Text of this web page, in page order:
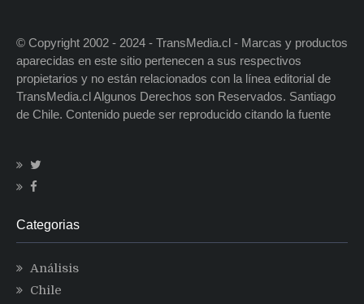
© Copyright 2002 - 2024 - TransMedia.cl - Marcas y productos
aparecidas en este sitio pertenecen a sus respectivos
propietarios y no están relacionados con la línea editorial de
TransMedia.cl Algunos Derechos son Reservados. Santiago
de Chile. Contenido puede ser reproducido citando la fuente
Categorias
Análisis
Chile